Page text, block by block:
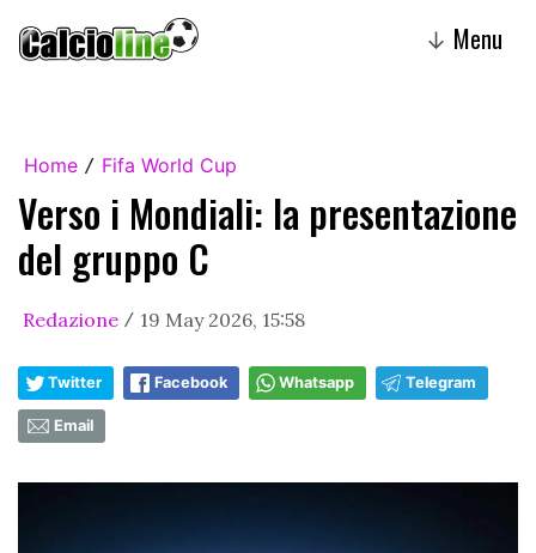
↓ Menu
Home / Fifa World Cup
Verso i Mondiali: la presentazione
del gruppo C
Redazione / 19 May 2026, 15:58
Twitter Facebook Whatsapp Telegram
Email